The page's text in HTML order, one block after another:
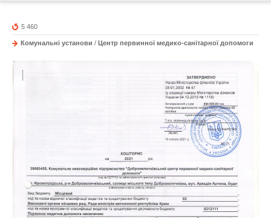
5 460
Комунальні установи / Центр первинної медико-санітарної допомоги